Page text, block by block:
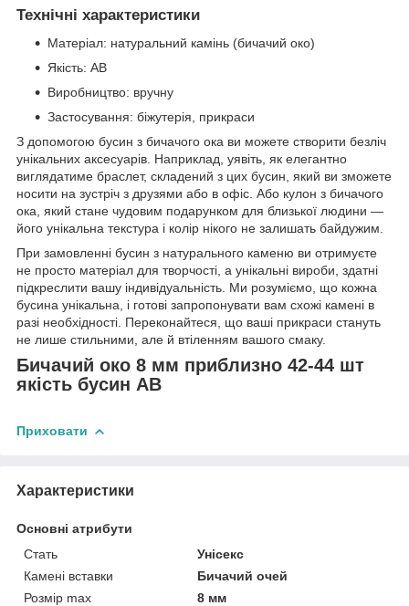
Технічні характеристики
Матеріал: натуральний камінь (бичачий око)
Якість: АВ
Виробництво: вручну
Застосування: біжутерія, прикраси
З допомогою бусин з бичачого ока ви можете створити безліч
унікальних аксесуарів. Наприклад, уявіть, як елегантно
виглядатиме браслет, складений з цих бусин, який ви зможете
носити на зустріч з друзями або в офіс. Або кулон з бичачого
ока, який стане чудовим подарунком для близької людини —
його унікальна текстура і колір нікого не залишать байдужим.
При замовленні бусин з натурального каменю ви отримуєте
не просто матеріал для творчості, а унікальні вироби, здатні
підкреслити вашу індивідуальність. Ми розуміємо, що кожна
бусина унікальна, і готові запропонувати вам схожі камені в
разі необхідності. Переконайтеся, що ваші прикраси стануть
не лише стильними, але й втіленням вашого смаку.
Бичачий око 8 мм приблизно 42-44 шт
якість бусин АВ
Приховати
Характеристики
Основні атрибути
Стать
Унісекс
Камені вставки
Бичачий очей
Розмір max
8 мм